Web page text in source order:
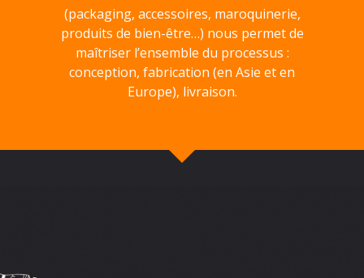
(packaging, accessoires, maroquinerie,
produits de bien-être…) nous permet de
maîtriser l’ensemble du processus :
conception, fabrication (en Asie et en
Europe), livraison.